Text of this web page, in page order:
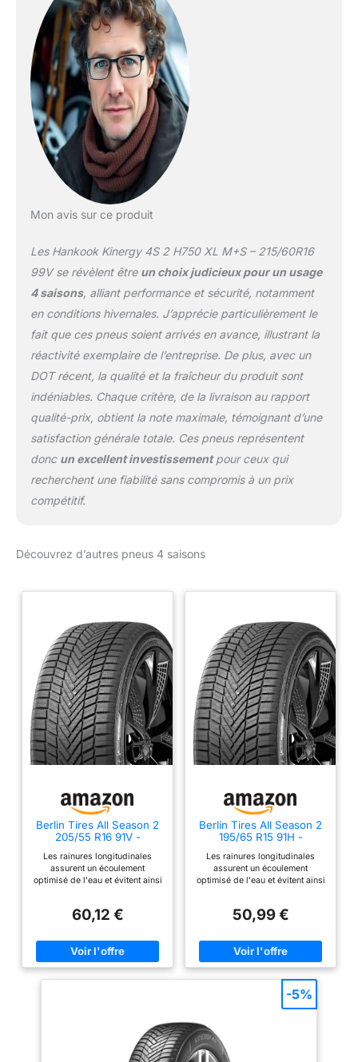
Mon avis sur ce produit
Les Hankook Kinergy 4S 2 H750 XL M+S – 215/60R16
99V se révèlent être un choix judicieux pour un usage
4 saisons, alliant performance et sécurité, notamment
en conditions hivernales. J’apprécie particulièrement le
fait que ces pneus soient arrivés en avance, illustrant la
réactivité exemplaire de l’entreprise. De plus, avec un
DOT récent, la qualité et la fraîcheur du produit sont
indéniables. Chaque critère, de la livraison au rapport
qualité-prix, obtient la note maximale, témoignant d’une
satisfaction générale totale. Ces pneus représentent
donc un excellent investissementpour ceux qui
recherchent une fiabilité sans compromis à un prix
compétitif.
Découvrez d’autres pneus 4 saisons
Berlin Tires All Season 2
205/55 R16 91V -
saisons (voiture)
Les rainures longitudinales
assurent un écoulement
optimisé de l'eau et évitent ainsi
bande de roulement du pneu,
adhérence sur la neige.
Excellente tenue de route sur sol
sec comme sur sol mouillé avec
technologie de production de
60,12 €
Berlin Tires All Season 2
195/65 R15 91H -
saisons (voiture)
Les rainures longitudinales
assurent un écoulement
optimisé de l'eau et évitent ainsi
bande de roulement du pneu,
adhérence sur la neige.
Excellente tenue de route sur sol
sec comme sur sol mouillé avec
réduites. Symbole du flocon de
neige M+S Un produit
d'excellente qualité grâce à une
technologie de production de
50,99 €
-5%